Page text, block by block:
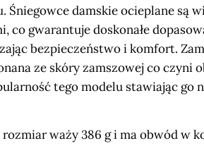
Śniegowce damskie ocieplane są
co gwarantuje doskonałe
bezpieczeństwo i komfort.
ze skóry zamszowej co czyni
tego modelu stawiając go
waży 386 g i ma obwód w